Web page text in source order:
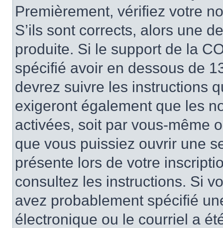
Premièrement, vérifiez votre
S’ils sont corrects, alors une
produite. Si le support de la
spécifié avoir en dessous de
devrez suivre les instructions
exigeront également que les
activées, soit par vous-même
que vous puissiez ouvrir une
présente lors de votre
consultez les instructions. Si
avez probablement spécifié
électronique ou le courriel a